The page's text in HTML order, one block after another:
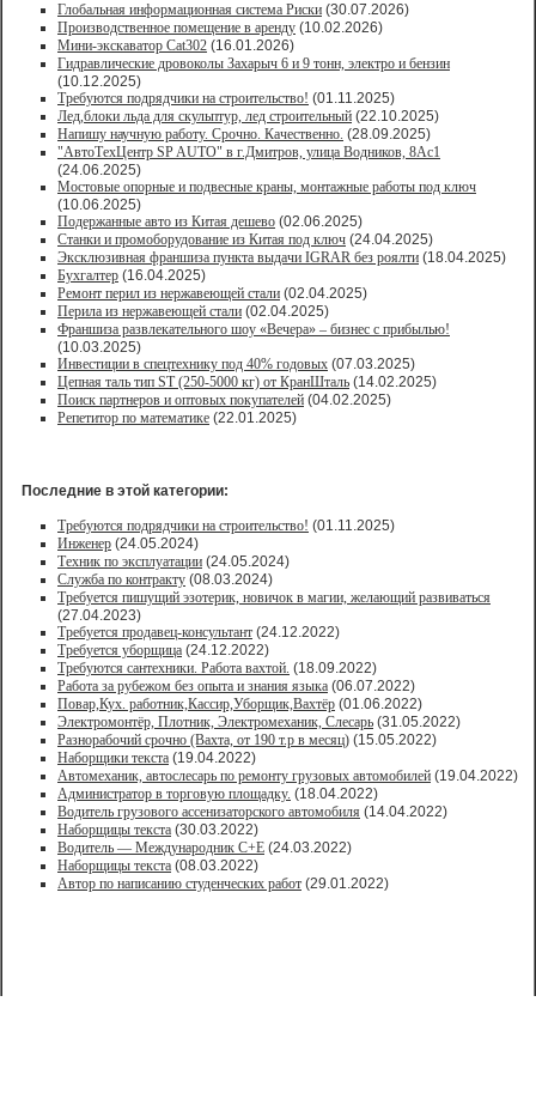
Глобальная информационная система Риски (30.07.2026)
Производственное помещение в аренду (10.02.2026)
Мини-экскаватор Cat302 (16.01.2026)
Гидравлические дровоколы Захарыч 6 и 9 тонн, электро и бензин
(10.12.2025)
Требуются подрядчики на строительство! (01.11.2025)
Лед,блоки льда для скульптур, лед строительный (22.10.2025)
Напишу научную работу. Срочно. Качественно. (28.09.2025)
"АвтоТехЦентр SP AUTO" в г.Дмитров, улица Водников, 8Ас1
(24.06.2025)
Мостовые опорные и подвесные краны, монтажные работы под ключ
(10.06.2025)
Подержанные авто из Китая дешево (02.06.2025)
Станки и промоборудование из Китая под ключ (24.04.2025)
Эксклюзивная франшиза пункта выдачи IGRAR без роялти (18.04.2025)
Бухгалтер (16.04.2025)
Ремонт перил из нержавеющей стали (02.04.2025)
Перила из нержавеющей стали (02.04.2025)
Франшиза развлекательного шоу «Вечера» – бизнес с прибылью!
(10.03.2025)
Инвестиции в спецтехнику под 40% годовых (07.03.2025)
Цепная таль тип ST (250-5000 кг) от КранШталь (14.02.2025)
Поиск партнеров и оптовых покупателей (04.02.2025)
Репетитор по математике (22.01.2025)
Последние в этой категории:
Требуются подрядчики на строительство! (01.11.2025)
Инженер (24.05.2024)
Техник по эксплуатации (24.05.2024)
Служба по контракту (08.03.2024)
Требуется пишущий эзотерик, новичок в магии, желающий развиваться
(27.04.2023)
Требуется продавец-консультант (24.12.2022)
Требуется уборщица (24.12.2022)
Требуются сантехники. Работа вахтой. (18.09.2022)
Работа за рубежом без опыта и знания языка (06.07.2022)
Повар,Кух. работник,Кассир,Уборщик,Вахтёр (01.06.2022)
Электромонтёр, Плотник, Электромеханик, Слесарь (31.05.2022)
Paзнoрабочий cрочно (Вахта, от 190 т.р в месяц) (15.05.2022)
Наборщики текста (19.04.2022)
Автомеханик, автослесарь по ремонту грузовых автомобилей (19.04.2022)
Администратор в торговую площадку. (18.04.2022)
Водитель грузового ассенизаторского автомобиля (14.04.2022)
Наборщицы текста (30.03.2022)
Водитель — Международник С+Е (24.03.2022)
Наборщицы текста (08.03.2022)
Автор по написанию студенческих работ (29.01.2022)